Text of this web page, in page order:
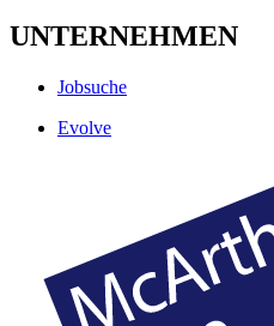
UNTERNEHMEN
Jobsuche
Evolve